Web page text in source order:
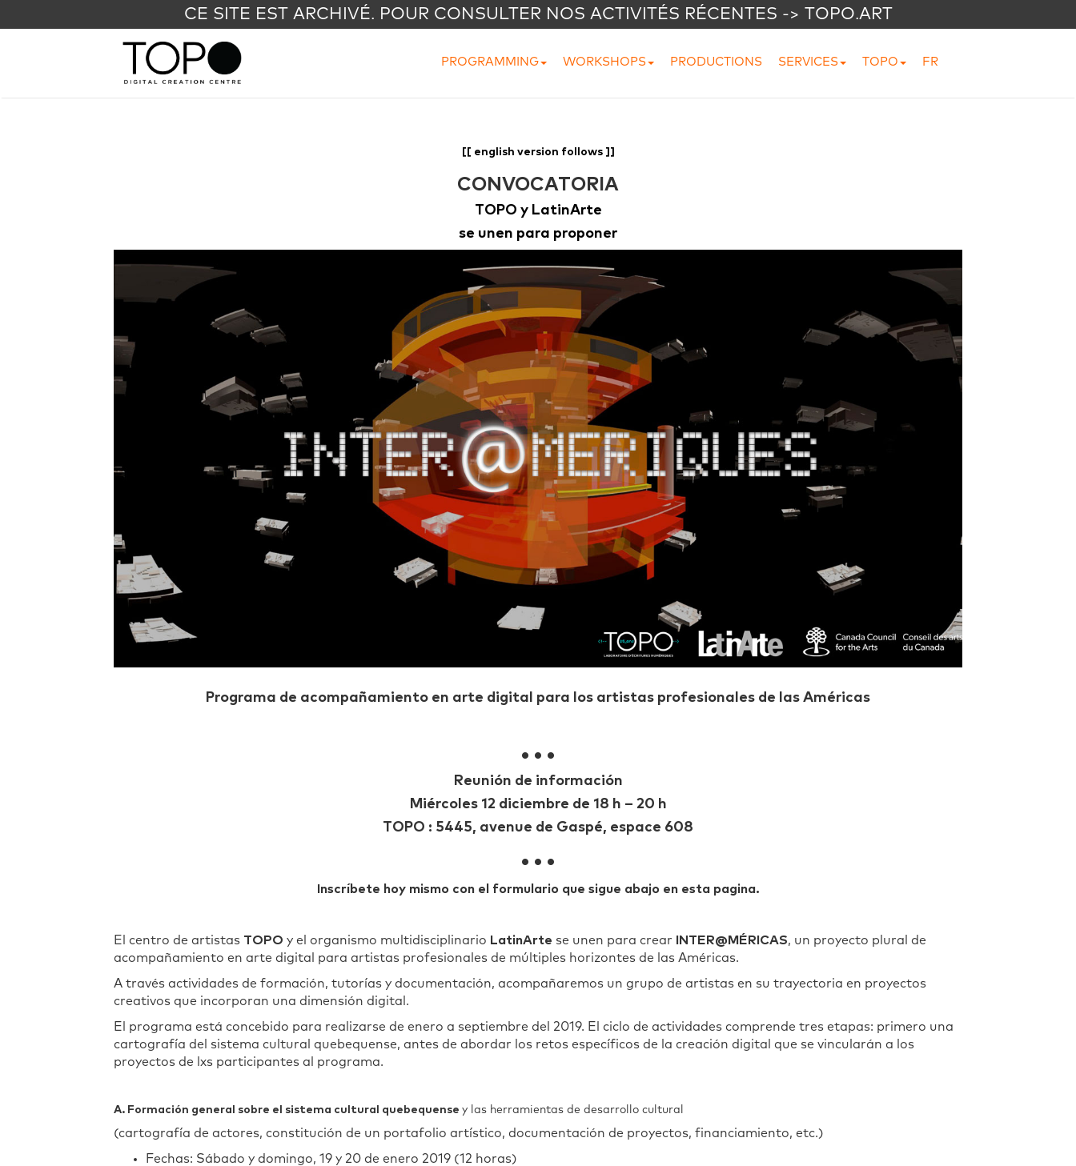
CE SITE EST ARCHIVÉ. POUR CONSULTER NOS ACTIVITÉS RÉCENTES -> TOPO.ART
PROGRAMMING WORKSHOPS PRODUCTIONS SERVICES TOPO FR
[[ english version follows ]]
CONVOCATORIA
TOPO y LatinArte
se unen para proponer
Programa de acompañamiento en arte digital para los artistas profesionales de las Américas
• • •
Reunión de información
M iércoles 12 diciembre de 18 h – 20 h
TOPO : 5445, avenue de Gaspé, espace 608
• • •
Inscríbete hoy mismo con el formulario que sigue abajo en esta pagina.
El centro de artistas TOPO y el organismo multidisciplinario LatinArte se unen para crear INTER@MÉRICAS, un proyecto plural de
acompañamiento en arte digital para artistas profesionales de múltiples horizontes de las Américas.
A través actividades de formación, tutorías y documentación, acompañaremos un grupo de artistas en su trayectoria en proyectos
creativos que incorporan una dimensión digital.
El programa está concebido para realizarse de enero a septiembre del 2019. El ciclo de actividades comprende tres etapas: primero una
cartografía del sistema cultural quebequense, antes de abordar los retos específicos de la creación digital que se vincularán a los
proyectos de lxs participantes al programa.
A. Formación general sobre el sistema cultural quebequense y las herramientas de desarrollo cultural
(cartografía de actores, constitución de un portafolio artístico, documentación de proyectos, financiamiento, etc.)
Fechas: Sábado y domingo, 19 y 20 de enero 2019 (12 horas)